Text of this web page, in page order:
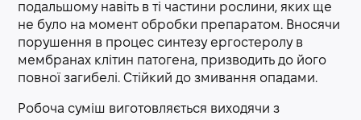
подальшому навіть в ті частини рослини, яких ще
не було на момент обробки препаратом. Вносячи
порушення в процес синтезу ергостеролу в
мембранах клітин патогена, призводить до його
повної загибелі. Стійкий до змивання опадами.
Робоча суміш виготовляється виходячи з